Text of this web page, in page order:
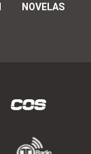
NOVELAS